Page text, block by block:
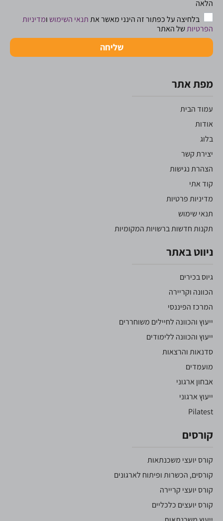
הלאה
בלחיצה על כפתור זה הינני מאשר אתתנאי השימוש ומדיניות
הפרטיותשל האתר
שליחה
מפת אתר
עמוד הבית
אודות
בלוג
יצירת קשר
הצהרת נגישות
קוד אתי
מדיניות פרטיות
תנאי שימוש
תקנות חדשות ברשויות המקומיות
ניווט באתר
גיוס בכירים
הכוונה וקריירה
המרכז הפיננסי
ייעוץ והכוונה לחיילים משוחררים
ייעוץ והכוונה ללימודים
סדנאות והרצאות
מועמדים
אבחון ארגוני
ייעוץ ארגוני
Pilatest
קורסים
קורס יועצי משכנתאות
קורסים, הכשרות ופיתוח לארגונים
קורס יועצי קריירה
קורס יועצים כלכליים